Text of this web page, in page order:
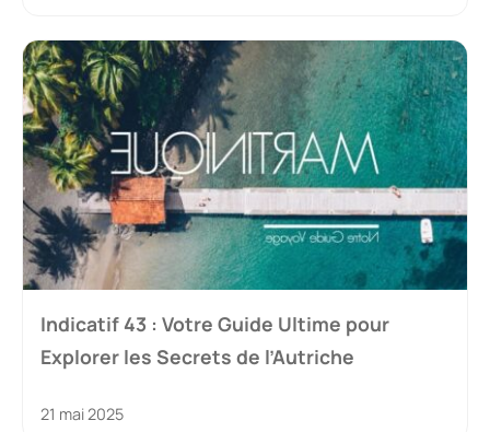
Indicatif 43 : Votre Guide Ultime pour
Explorer les Secrets de l’Autriche
21 mai 2025